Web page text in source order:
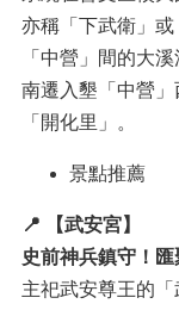
亦稱「下武衛」
「中營」間的大
南遷入墾「中營
「開化里」。
景點推薦
📍
【武安宮】
史前神兵鎮守！
主祀武安尊王的